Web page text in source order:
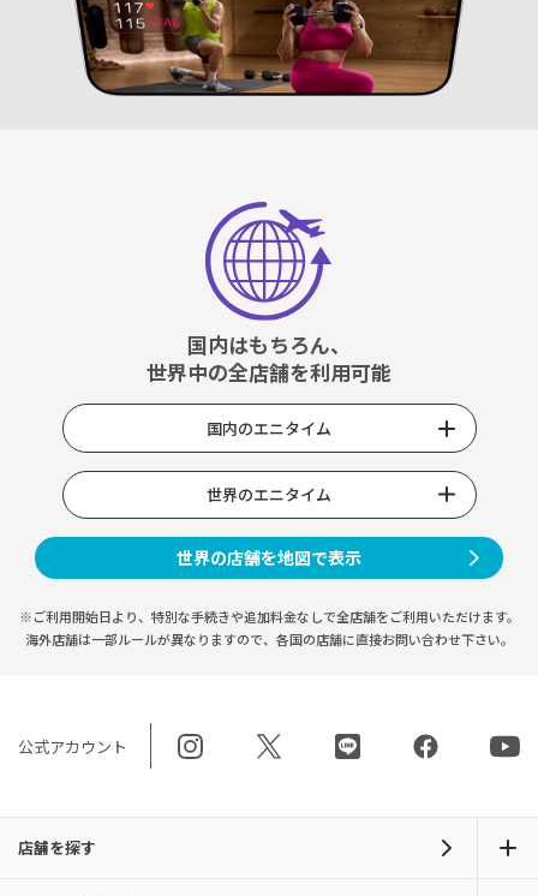
国内はもちろん、
世界中の全店舗を利用可能
国内のエニタイム
世界のエニタイム
世界の店舗を地図で表示
※ご利用開始日より、特別な手続きや追加料金なしで全店舗をご利用いただけます。
海外店舗は一部ルールが異なりますので、 各国の店舗に直接お問い合わせ下さい。
公式アカウント
店舗を探す